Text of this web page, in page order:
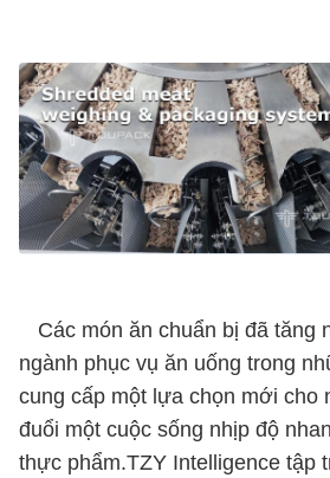
Các món ăn chuẩn bị đã tăng
ngành phục vụ ăn uống trong
cung cấp một lựa chọn mới cho
đuổi một cuộc sống nhịp độ
thực phẩm.TZY Intelligence tập